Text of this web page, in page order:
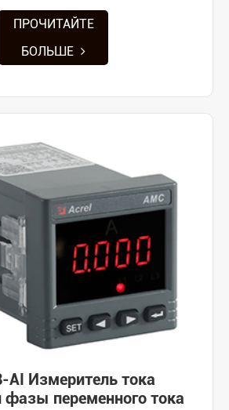
ПРОЧИТАЙТЕ
БОЛЬШЕ
AI Измеритель тока
фазы переменного тока